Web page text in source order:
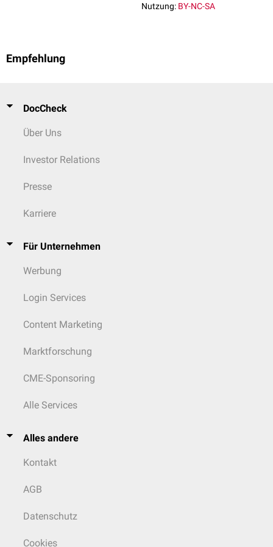
Nutzung: BY-NC-SA
Empfehlung
DocCheck
Über Uns
Investor Relations
Presse
Karriere
Für Unternehmen
Werbung
Login Services
Content Marketing
Marktforschung
CME-Sponsoring
Alle Services
Alles andere
Kontakt
AGB
Datenschutz
Cookies